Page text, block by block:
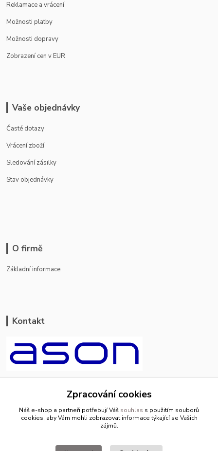
Reklamace a vrácení
Možnosti platby
Možnosti dopravy
Zobrazení cen v EUR
Vaše objednávky
Časté dotazy
Vrácení zboží
Sledování zásilky
Stav objednávky
O firmě
Základní informace
Kontakt
+420 799 500 769
pracovní dny 8-11hod.,13-15hod.
Zpracování cookies
Náš e-shop a partneři potřebují Váš souhlas s použitím souborů
cookies, aby Vám mohli zobrazovat informace týkající se Vašich
zájmů.